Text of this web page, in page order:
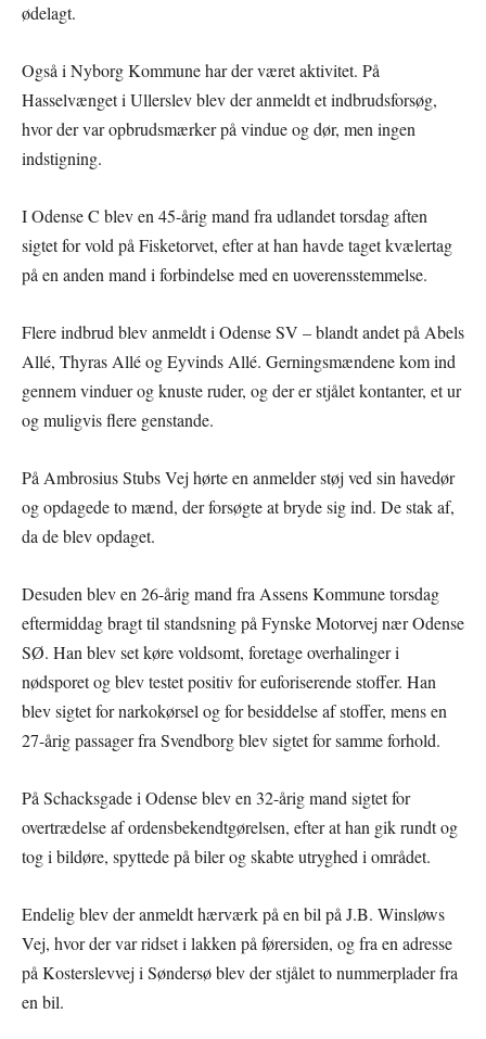
ødelagt.
Også i Nyborg Kommune har der været aktivitet. På
Hasselvænget i Ullerslev blev der anmeldt et indbrudsforsøg,
hvor der var opbrudsmærker på vindue og dør, men ingen
indstigning.
I Odense C blev en 45-årig mand fra udlandet torsdag aften
sigtet for vold på Fisketorvet, efter at han havde taget kvælertag
på en anden mand i forbindelse med en uoverensstemmelse.
Flere indbrud blev anmeldt i Odense SV – blandt andet på Abels
Allé, Thyras Allé og Eyvinds Allé. Gerningsmændene kom ind
gennem vinduer og knuste ruder, og der er stjålet kontanter, et ur
og muligvis flere genstande.
På Ambrosius Stubs Vej hørte en anmelder støj ved sin havedør
og opdagede to mænd, der forsøgte at bryde sig ind. De stak af,
da de blev opdaget.
Desuden blev en 26-årig mand fra Assens Kommune torsdag
eftermiddag bragt til standsning på Fynske Motorvej nær Odense
SØ. Han blev set køre voldsomt, foretage overhalinger i
nødsporet og blev testet positiv for euforiserende stoffer. Han
blev sigtet for narkokørsel og for besiddelse af stoffer, mens en
27-årig passager fra Svendborg blev sigtet for samme forhold.
På Schacksgade i Odense blev en 32-årig mand sigtet for
overtrædelse af ordensbekendtgørelsen, efter at han gik rundt og
tog i bildøre, spyttede på biler og skabte utryghed i området.
Endelig blev der anmeldt hærværk på en bil på J.B. Winsløws
Vej, hvor der var ridset i lakken på førersiden, og fra en adresse
på Kosterslevvej i Søndersø blev der stjålet to nummerplader fra
en bil.